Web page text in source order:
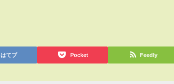
はてブ Pocket Feedly